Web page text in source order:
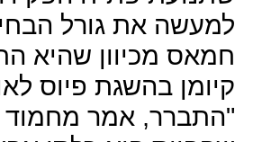
למעשה את גורל
חמאס מכיוון שהיא
קיומן בהשגת פיוס
"התברר, אמר